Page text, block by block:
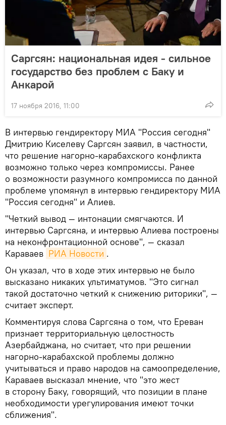
Саргсян: национальная идея - сильное
государство без проблем с Баку и
Анкарой
17 ноября 2016, 11:00
В интервью гендиректору МИА "Россия сегодня"
Дмитрию Киселеву Саргсян заявил, в частности,
что решение нагорно-карабахского конфликта
возможно только через компромиссы. Ранее
о возможности разумного компромисса по данной
проблеме упомянул в интервью гендиректору МИА
"Россия сегодня" и Алиев.
"Четкий вывод — интонации смягчаются. И
интервью Саргсяна, и интервью Алиева построены
на неконфронтационной основе", — сказал
Караваев РИА Новости .
Он указал, что в ходе этих интервью не было
высказано никаких ультиматумов. "Это сигнал
такой достаточно четкий к снижению риторики", —
считает эксперт.
Комментируя слова Саргсяна о том, что Ереван
признает территориальную целостность
Азербайджана, но считает, что при решении
нагорно-карабахской проблемы должно
учитываться и право народов на самоопределение,
Караваев высказал мнение, что "это жест
в сторону Баку, говорящий, что позиции в плане
необходимости урегулирования имеют точки
сближения".